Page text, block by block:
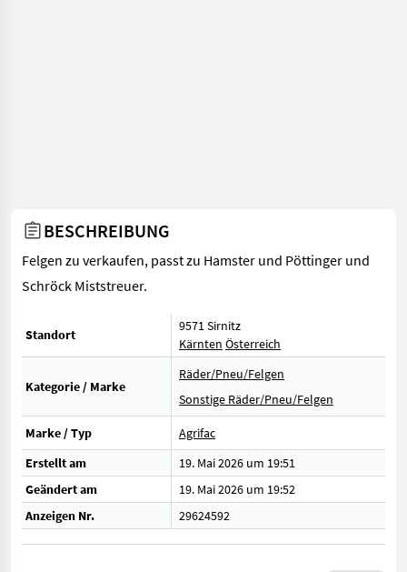
BESCHREIBUNG
Felgen zu verkaufen, passt zu Hamster und Pöttinger und
Schröck Miststreuer.
Standort
9571 Sirnitz
Kärnten Österreich
Kategorie / Marke
Räder/Pneu/Felgen
Sonstige Räder/Pneu/Felgen
Marke / Typ
Agrifac
Erstellt am
19. Mai 2026 um 19:51
Geändert am
19. Mai 2026 um 19:52
Anzeigen Nr.
29624592